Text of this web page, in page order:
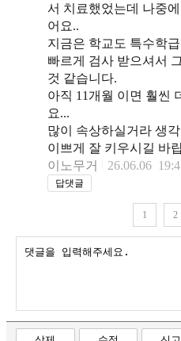
서 치료했었는데 나중
어요..
지금은 학교도 특수학
빠르게 검사 받으셔서
것 같습니다.
아직 11개월 이면 훨씬
요...
많이 속상하실거라 생
이쁘게 잘 키우시길 바
이노무거
26.06.06
답댓글
1 2